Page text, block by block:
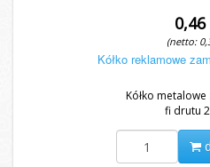
0,46
(netto:
Kółko reklamowe
Kółko
fi drutu